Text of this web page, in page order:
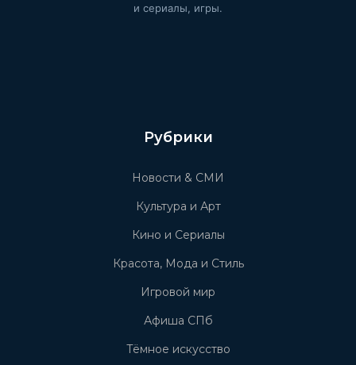
и сериалы, игры.
Рубрики
Новости & СМИ
Культура и Арт
Кино и Сериалы
Красота, Мода и Стиль
Игровой мир
Афиша СПб
Тёмное искусство